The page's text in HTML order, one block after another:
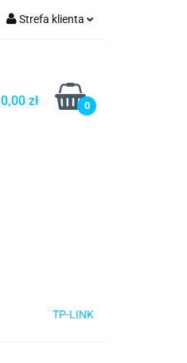
Strefa klienta
Zarejestruj się
Dodaj zgłoszenie
0,00 zł 0
TP-LINK